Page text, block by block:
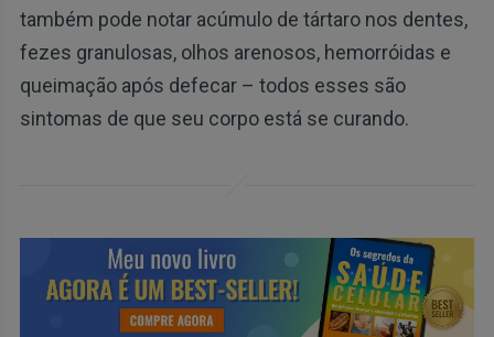
também pode notar acúmulo de tártaro nos dentes,
fezes granulosas, olhos arenosos, hemorróidas e
queimação após defecar – todos esses são
sintomas de que seu corpo está se curando.